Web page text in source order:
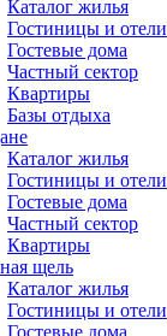
Каталог жилья
Гостиницы и отели
Гостевые дома
Частный сектор
Квартиры
Базы отдыха
Каталог жилья
Гостиницы и отели
Гостевые дома
Частный сектор
Квартиры
щель
Каталог жилья
Гостиницы и отели